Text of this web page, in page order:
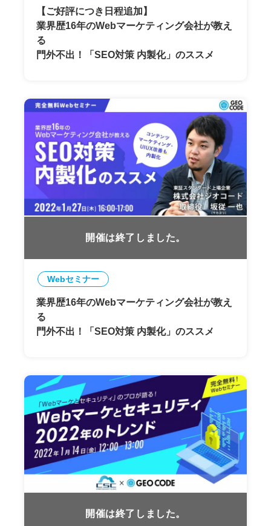
【ご好評につき日程追加】
業界歴16年のWebマーケティング会社が教え
る
門外不出！「SEO対策 内製化」のススメ
開催は終了しました。
Webセミナー
業界歴16年のWebマーケティング会社が教え
る
門外不出！「SEO対策 内製化」のススメ
開催は終了しました。